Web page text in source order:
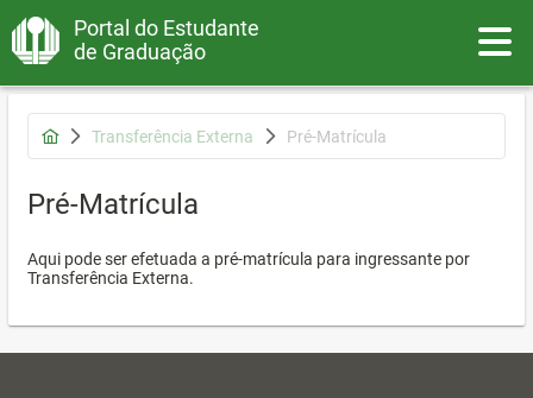
Portal do Estudante
de Graduação
Transferência Externa Pré-Matrícula
Pré-Matrícula
Aqui pode ser efetuada a pré-matrícula para ingressante por
Transferência Externa.